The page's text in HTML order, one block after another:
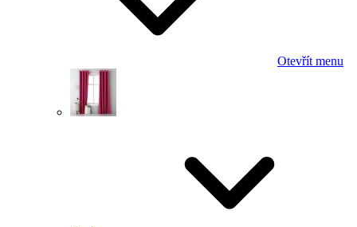
Otevřít menu